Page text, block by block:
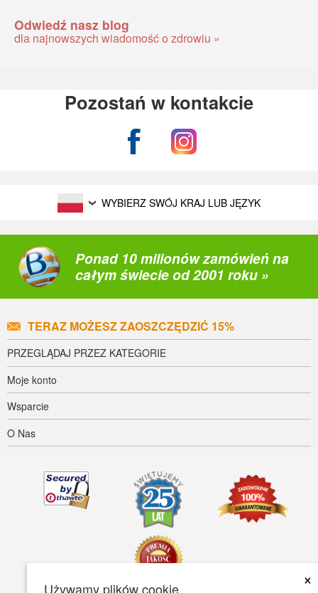
Używamy plików cookie
×
Odwiedź nasz blog
dla najnowszych wiadomość o zdrowiu »
Pozostań w kontakcie
WYBIERZ SWÓJ KRAJ LUB JĘZYK
Ponad 10 milionów zamówień na
całym świecie od 2001 roku »
TERAZ MOŻESZ ZAOSZCZĘDZIĆ 15%
PRZEGLĄDAJ PRZEZ KATEGORIE
Moje konto
Wsparcie
O Nas